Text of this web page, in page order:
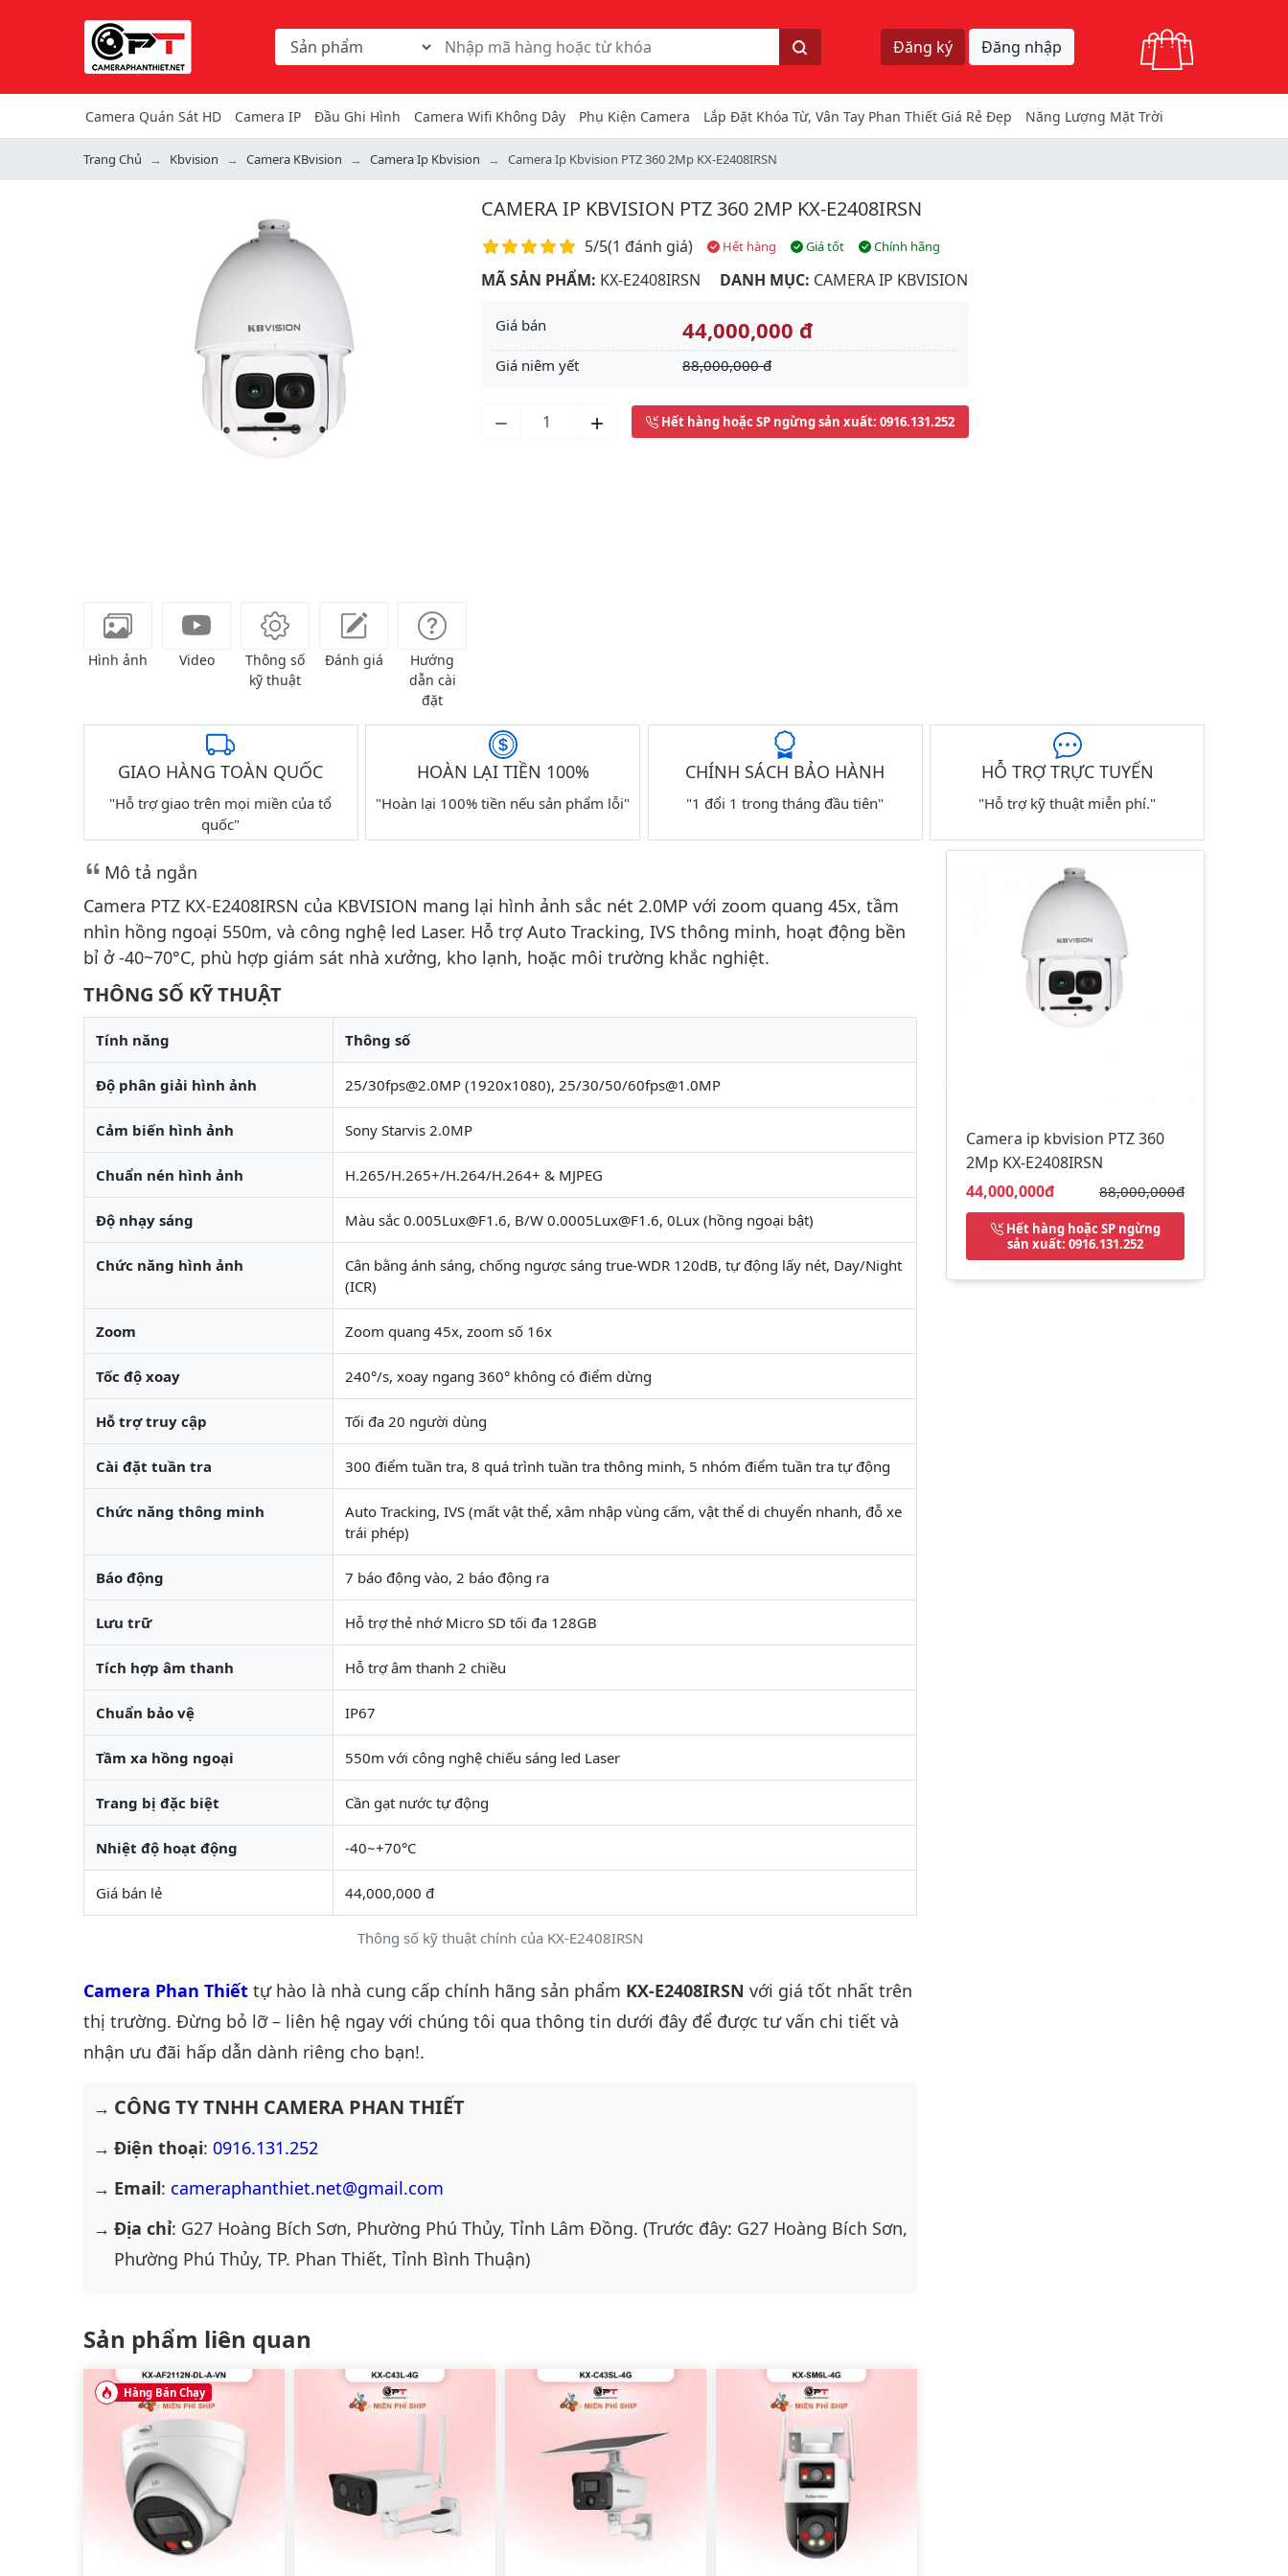
Chọn danh mục tìm kiếm
Từ khóa hoặc mã hàng
Tìm kiếm
Đăng ký Đăng nhập
Camera Quán Sát HD Camera IP Đầu Ghi Hình Camera Wifi Không Dây Phụ Kiện Camera Lắp Đặt Khóa Từ, Vân Tay Phan Thiết Giá Rẻ Đẹp Năng Lượng Mặt Trời
Trang Chủ Kbvision Camera KBvision Camera Ip Kbvision Camera Ip Kbvision PTZ 360 2Mp KX-E2408IRSN
Hình ảnh Video
Thông số
kỹ thuật
Đánh giá
Hướng
dẫn cài
đặt
CAMERA IP KBVISION PTZ 360 2MP KX-E2408IRSN
Điểm đánh giá
5/5(1 đánh giá) Hết hàng Giá tốt Chính hãng
MÃ SẢN PHẨM: KX-E2408IRSN DANH MỤC: CAMERA IP KBVISION
Giá bán 44,000,000 đ
Giá niêm yết 88,000,000 đ
Hết hàng hoặc SP ngừng sản xuất: 0916.131.252
GIAO HÀNG TOÀN QUỐC
"Hỗ trợ giao trên mọi miền của tổ
quốc"
HOÀN LẠI TIỀN 100%
"Hoàn lại 100% tiền nếu sản phẩm lỗi"
CHÍNH SÁCH BẢO HÀNH
"1 đổi 1 trong tháng đầu tiên"
HỖ TRỢ TRỰC TUYẾN
"Hỗ trợ kỹ thuật miễn phí."
Mô tả ngắn
Camera PTZ KX-E2408IRSN của KBVISION mang lại hình ảnh sắc nét 2.0MP với zoom quang 45x, tầm
nhìn hồng ngoại 550m, và công nghệ led Laser. Hỗ trợ Auto Tracking, IVS thông minh, hoạt động bền
bỉ ở -40~70°C, phù hợp giám sát nhà xưởng, kho lạnh, hoặc môi trường khắc nghiệt.
THÔNG SỐ KỸ THUẬT
Thông số kỹ thuật chính của KX-E2408IRSN
Tính năng Thông số
Độ phân giải hình ảnh 25/30fps@2.0MP (1920x1080), 25/30/50/60fps@1.0MP
Cảm biến hình ảnh Sony Starvis 2.0MP
Chuẩn nén hình ảnh H.265/H.265+/H.264/H.264+ & MJPEG
Độ nhạy sáng Màu sắc 0.005Lux@F1.6, B/W 0.0005Lux@F1.6, 0Lux (hồng ngoại bật)
Chức năng hình ảnh
Cân bằng ánh sáng, chống ngược sáng true-WDR 120dB, tự động lấy nét, Day/Night
(ICR)
Zoom Zoom quang 45x, zoom số 16x
Tốc độ xoay 240°/s, xoay ngang 360° không có điểm dừng
Hỗ trợ truy cập Tối đa 20 người dùng
Cài đặt tuần tra 300 điểm tuần tra, 8 quá trình tuần tra thông minh, 5 nhóm điểm tuần tra tự động
Chức năng thông minh
Auto Tracking, IVS (mất vật thể, xâm nhập vùng cấm, vật thể di chuyển nhanh, đỗ xe
trái phép)
Báo động 7 báo động vào, 2 báo động ra
Lưu trữ Hỗ trợ thẻ nhớ Micro SD tối đa 128GB
Tích hợp âm thanh Hỗ trợ âm thanh 2 chiều
Chuẩn bảo vệ IP67
Tầm xa hồng ngoại 550m với công nghệ chiếu sáng led Laser
Trang bị đặc biệt Cần gạt nước tự động
Nhiệt độ hoạt động -40~+70°C
Giá bán lẻ 44,000,000 đ
Camera Phan Thiết tự hào là nhà cung cấp chính hãng sản phẩm KX-E2408IRSN với giá tốt nhất trên
thị trường. Đừng bỏ lỡ – liên hệ ngay với chúng tôi qua thông tin dưới đây để được tư vấn chi tiết và
nhận ưu đãi hấp dẫn dành riêng cho bạn!.
CÔNG TY TNHH CAMERA PHAN THIẾT
Điện thoại: 0916.131.252
Email: cameraphanthiet.net@gmail.com
Địa chỉ: G27 Hoàng Bích Sơn, Phường Phú Thủy, Tỉnh Lâm Đồng. (Trước đây: G27 Hoàng Bích Sơn,
Phường Phú Thủy, TP. Phan Thiết, Tỉnh Bình Thuận)
Sản phẩm liên quan
Hàng Bán Chạy
Camera ip kbvision PTZ 360
2Mp KX-E2408IRSN
Giá bán:
44,000,000đ Giá gốc:
88,000,000đ
Hết hàng hoặc SP ngừng
sản xuất: 0916.131.252